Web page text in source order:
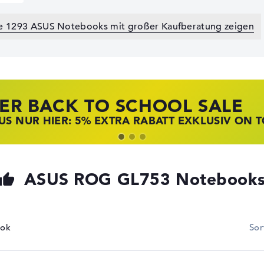
1293 ASUS Notebooks mit großer Kaufberatung zeigen
BACK TO SCHOOL SALE
NUR HIER: 5% EXTRA RABATT EXKLUSIV ON
SSV DEALS
ZUGREIFEN: NOTEBOOKS BEI HP KRÄFTIG
LAPTOP DEALS
BEI LENOVO JETZT KRÄFTIG REDUZIERT
ASUS ROG GL753